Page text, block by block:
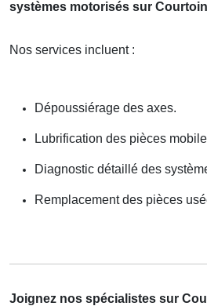
systèmes motorisés sur
Nos services incluent :
Dépoussiérage des axes.
Lubrification des pièces
Diagnostic détaillé des
Remplacement des pièces
Joignez nos spécialistes sur